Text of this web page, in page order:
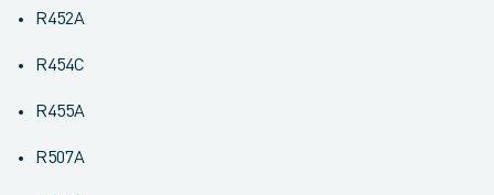
R452A
R454C
R455A
R507A